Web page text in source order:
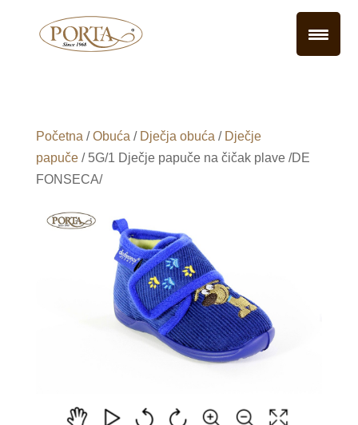
Početna /Obuća / Dječja obuća / Dječje
papuče/ 5G/1 Dječje papuče na čičak plave /DE
FONSECA/